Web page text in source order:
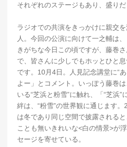
それぞれのステージもあり、盛りだ
ラジオでの共演をきっかけに親交
人。今回の公演に向けて一之輔は
きがちな今日この頃ですが、藤巻
で、皆さんに少しでもホッとひと
です。10月4日。人見記念講堂に“
よー」とコメント。いっぽう藤巻
いる“芝浜と粉雪”に触れ、「“芝浜
絆は、“粉雪”の世界観に通じます
は冬であり同じ空間で披露される
ことも無いきれいな<白の情景>が
セージを寄せている。